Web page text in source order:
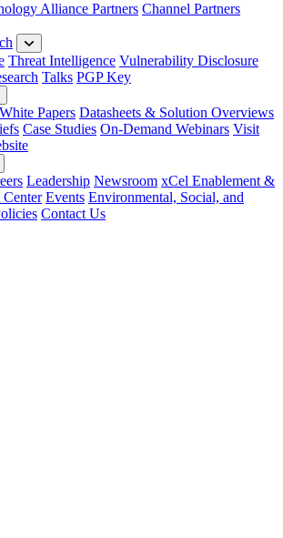
Alliance Partners Channel Partners
Threat Intelligence Vulnerability Disclosure
Talks PGP Key
White Papers Datasheets & Solution Overviews
Case Studies On-Demand Webinars Visit
Leadership Newsroom xCel Enablement &
Center Events Environmental, Social, and
Contact Us